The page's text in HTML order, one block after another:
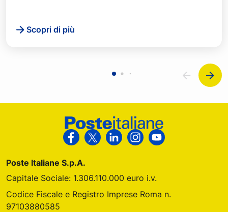
Scopri di più
Footer Poste Italiane
Segui Poste Italiane su Facebook
Segui Poste Italiane su X
Segui Poste Italiane su
Segui Poste Italiane
Segui Poste
Poste Italiane S.p.A.
Capitale Sociale: 1.306.110.000 euro i.v.
Codice Fiscale e Registro Imprese Roma n.
97103880585